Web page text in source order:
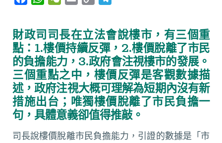
e
b
o
o
k
t
s
A
p
p
h
a
t
i
l
y
L
i
n
k
e
g
r
a
m
財政司司長在立法會說樓市，有三個重
點：1.樓價持續反彈，2.樓價脫離了市民
的負擔能力，3.政府會注視樓市的發展。
三個重點之中，樓價反彈是客觀數據描
述，政府注視大概可理解為短期內沒有新
措施出台；唯獨樓價脫離了市民負擔一
句，具體意義卻值得推敲。
司長說樓價脫離市民負擔能力，引證的數據是「市